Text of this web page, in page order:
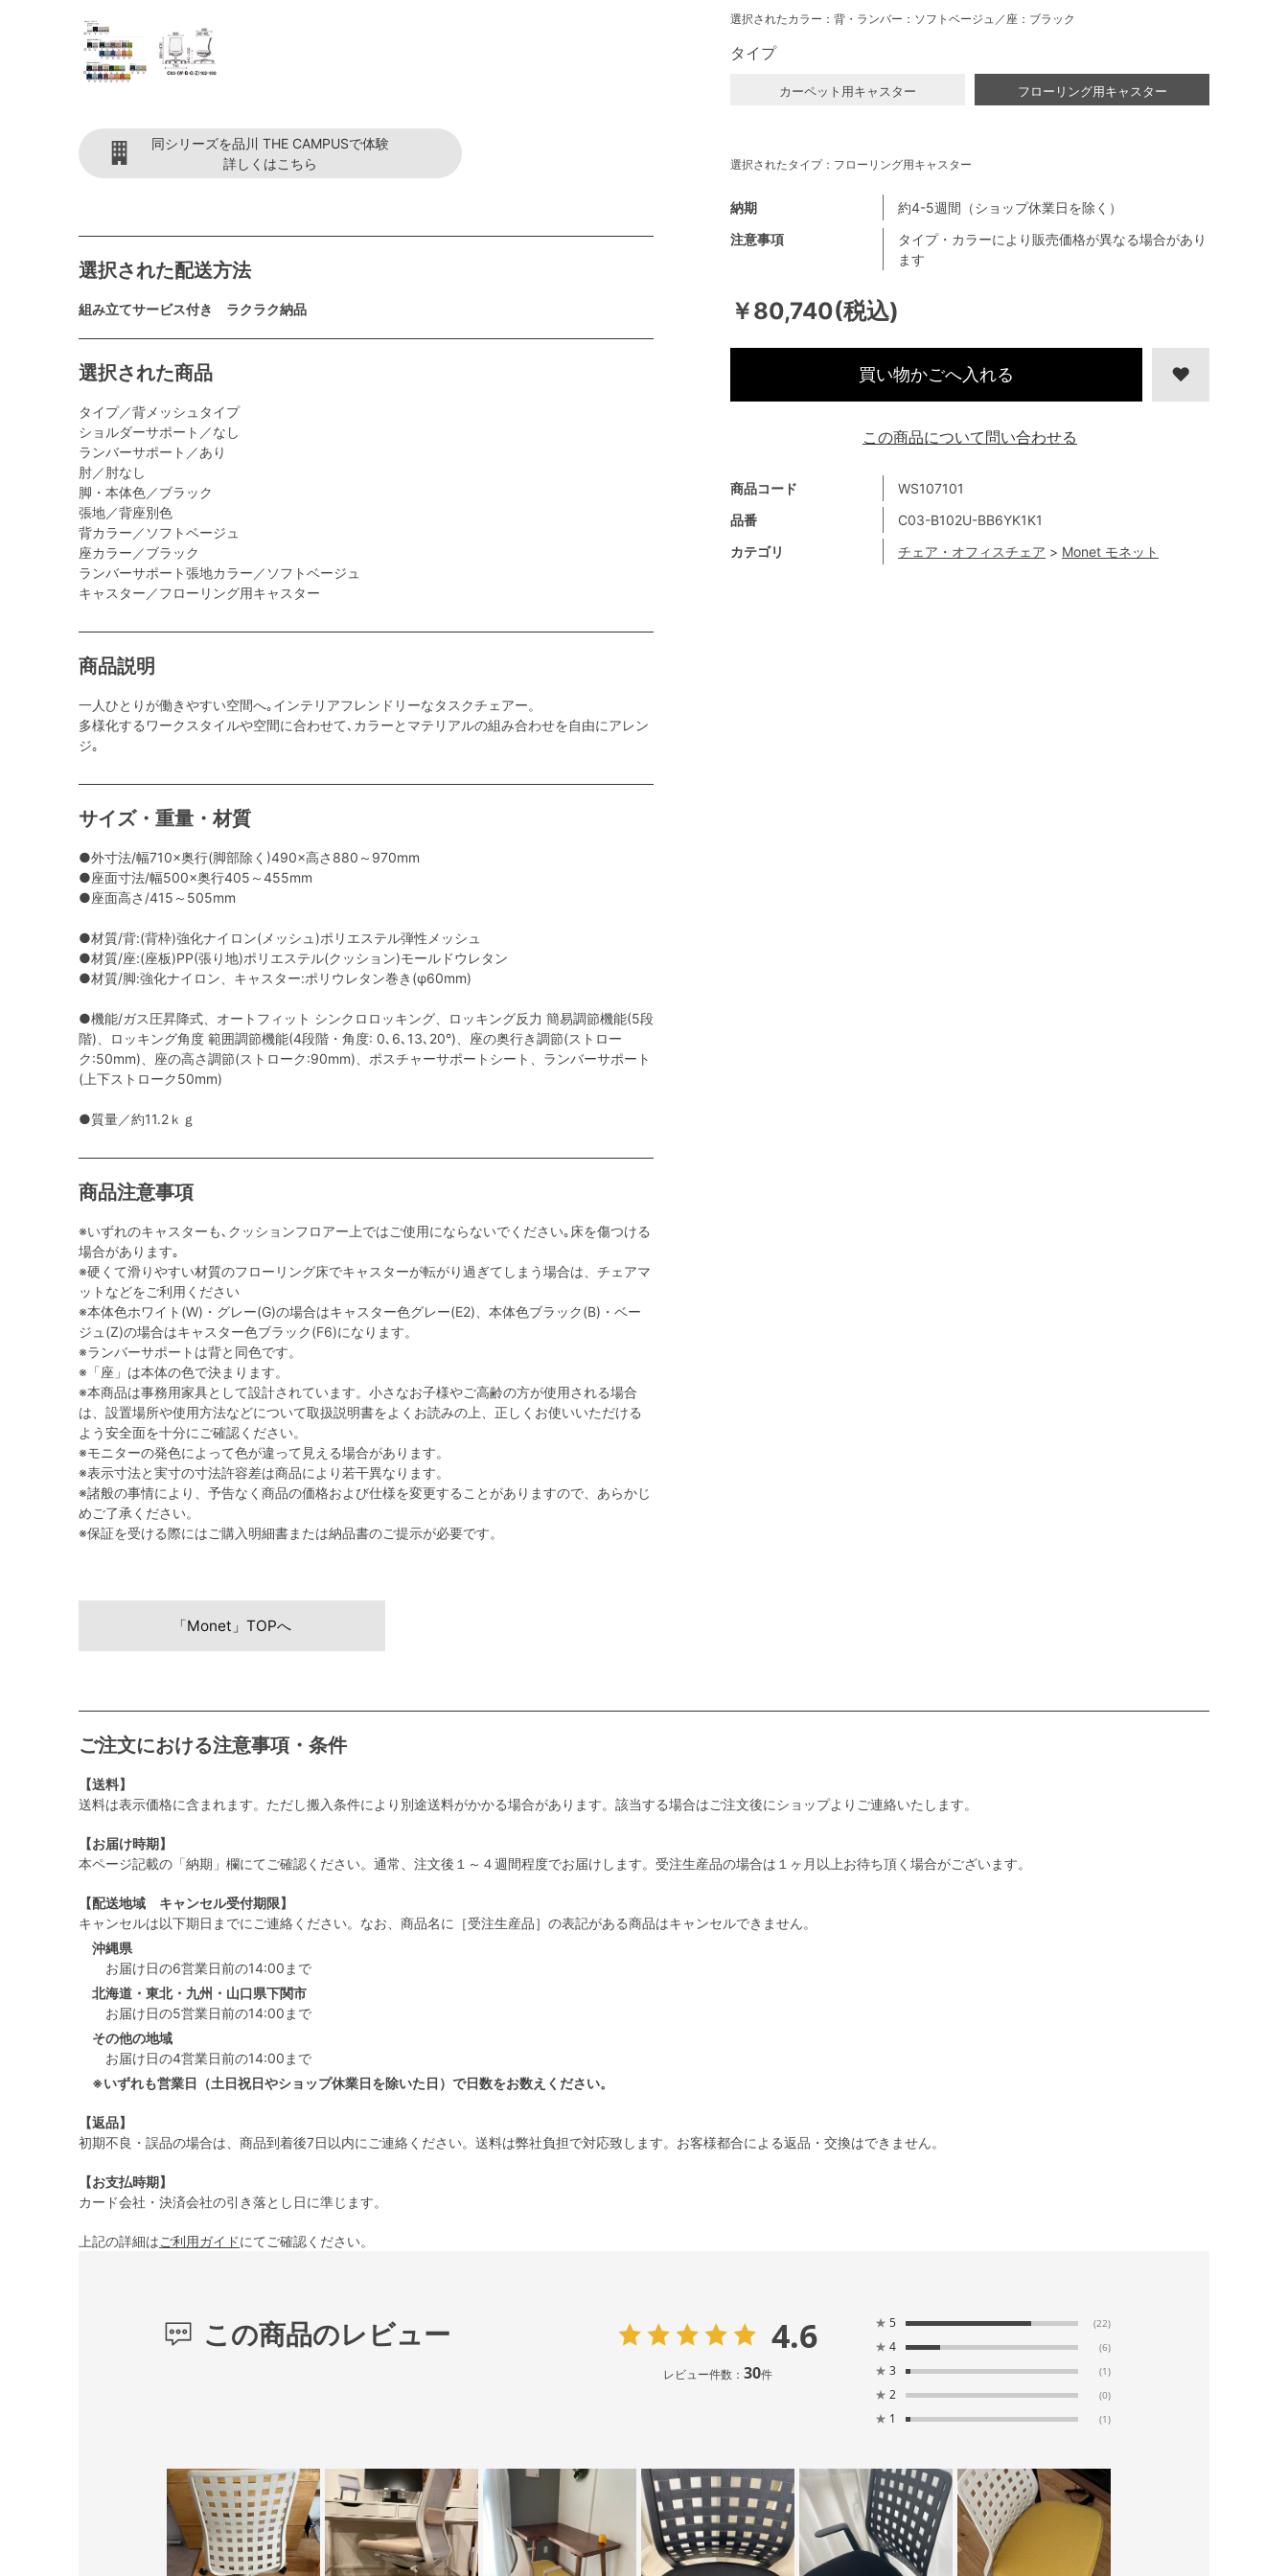
同シリーズを品川 THE CAMPUSで体験
詳しくはこちら
選択された配送方法
組み立てサービス付き ラクラク納品
選択された商品
タイプ／背メッシュタイプ
ショルダーサポート／なし
ランバーサポート／あり
肘／肘なし
脚・本体色／ブラック
張地／背座別色
背カラー／ソフトベージュ
座カラー／ブラック
ランバーサポート張地カラー／ソフトベージュ
キャスター／フローリング用キャスター
商品説明
一人ひとりが働きやすい空間へ｡インテリアフレンドリーなタスクチェアー。
多様化するワークスタイルや空間に合わせて､カラーとマテリアルの組み合わせを自由にアレン
ジ｡
サイズ・重量・材質
●外寸法/幅710×奥行(脚部除く)490×高さ880～970mm
●座面寸法/幅500×奥行405～455mm
●座面高さ/415～505mm
●材質/背:(背枠)強化ナイロン(メッシュ)ポリエステル弾性メッシュ
●材質/座:(座板)PP(張り地)ポリエステル(クッション)モールドウレタン
●材質/脚:強化ナイロン、キャスター:ポリウレタン巻き(φ60mm)
●機能/ガス圧昇降式、オートフィット シンクロロッキング、ロッキング反力 簡易調節機能(5段
階)、ロッキング角度 範囲調節機能(4段階・角度: 0､6､13､20°)、座の奥行き調節(ストロー
ク:50mm)、座の高さ調節(ストローク:90mm)、ポスチャーサポートシート、ランバーサポート
(上下ストローク50mm)
●質量／約11.2ｋｇ
商品注意事項
※いずれのキャスターも､クッションフロアー上ではご使用にならないでください｡床を傷つける
場合があります｡
※硬くて滑りやすい材質のフローリング床でキャスターが転がり過ぎてしまう場合は、チェアマ
ットなどをご利用ください
※本体色ホワイト(W)・グレー(G)の場合はキャスター色グレー(E2)、本体色ブラック(B)・ベー
ジュ(Z)の場合はキャスター色ブラック(F6)になります。
※ランバーサポートは背と同色です。
※「座」は本体の色で決まります。
※本商品は事務用家具として設計されています。小さなお子様やご高齢の方が使用される場合
は、設置場所や使用方法などについて取扱説明書をよくお読みの上、正しくお使いいただける
よう安全面を十分にご確認ください。
※モニターの発色によって色が違って見える場合があります。
※表示寸法と実寸の寸法許容差は商品により若干異なります。
※諸般の事情により、予告なく商品の価格および仕様を変更することがありますので、あらかじ
めご了承ください。
※保証を受ける際にはご購入明細書または納品書のご提示が必要です。
￥80,740(税込)
商品コード
WS107101
品番
C03-B102U-BB6YK1K1
カテゴリ
チェア・オフィスチェア > Monet モネット
注意事項
タイプ・カラーにより販売価格が異なる場合があり
ます
納期 約4-5週間（ショップ休業日を除く）
選択されたカラー：背・ランバー：ソフトベージュ／座：ブラック
タイプ
カーペット用キャスター フローリング用キャスター
選択されたタイプ：フローリング用キャスター
買い物かごへ入れる
この商品について問い合わせる
「Monet」TOPへ
ご注文における注意事項・条件
【送料】
送料は表示価格に含まれます。ただし搬入条件により別途送料がかかる場合があります。該当する場合はご注文後にショップよりご連絡いたします。
【お届け時期】
本ページ記載の「納期」欄にてご確認ください。通常、注文後１～４週間程度でお届けします。受注生産品の場合は１ヶ月以上お待ち頂く場合がございます。
【配送地域 キャンセル受付期限】
キャンセルは以下期日までにご連絡ください。なお、商品名に［受注生産品］の表記がある商品はキャンセルできません。
沖縄県
お届け日の6営業日前の14:00まで
北海道・東北・九州・山口県下関市
お届け日の5営業日前の14:00まで
その他の地域
お届け日の4営業日前の14:00まで
※いずれも営業日（土日祝日やショップ休業日を除いた日）で日数をお数えください。
【返品】
初期不良・誤品の場合は、商品到着後7日以内にご連絡ください。送料は弊社負担で対応致します。お客様都合による返品・交換はできません。
【お支払時期】
カード会社・決済会社の引き落とし日に準じます。
上記の詳細はご利用ガイドにてご確認ください。
この商品のレビュー 4.6
レビュー件数： 30件
★ 5 (22)
★ 4 (6)
★ 3 (1)
★ 2 (0)
★ 1 (1)